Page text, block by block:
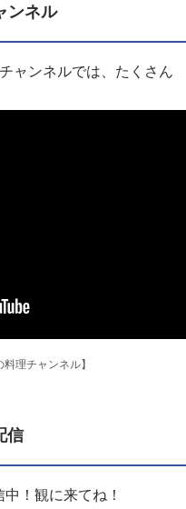
ンネル
ャンネルでは、たくさん
信
！観に来てね！